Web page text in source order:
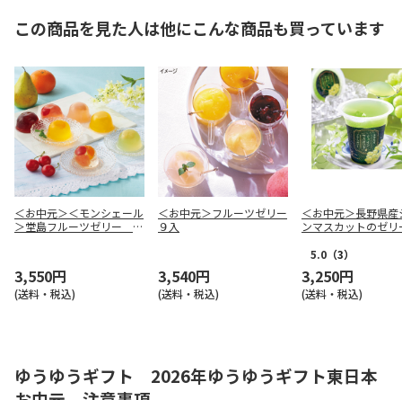
この商品を見た人は他にこんな商品も買っています
＜お中元＞＜モンシェール
＞堂島フルーツゼリー ９
3,550円
(送料・税込)
＜お中元＞フルーツゼリー
９入
3,540円
(送料・税込)
＜お中元＞長野県産
ンマスカットのゼリ
5.0 （3）
3,250円
(送料・税込)
ゆうゆうギフト 2026年ゆうゆうギフト東日本